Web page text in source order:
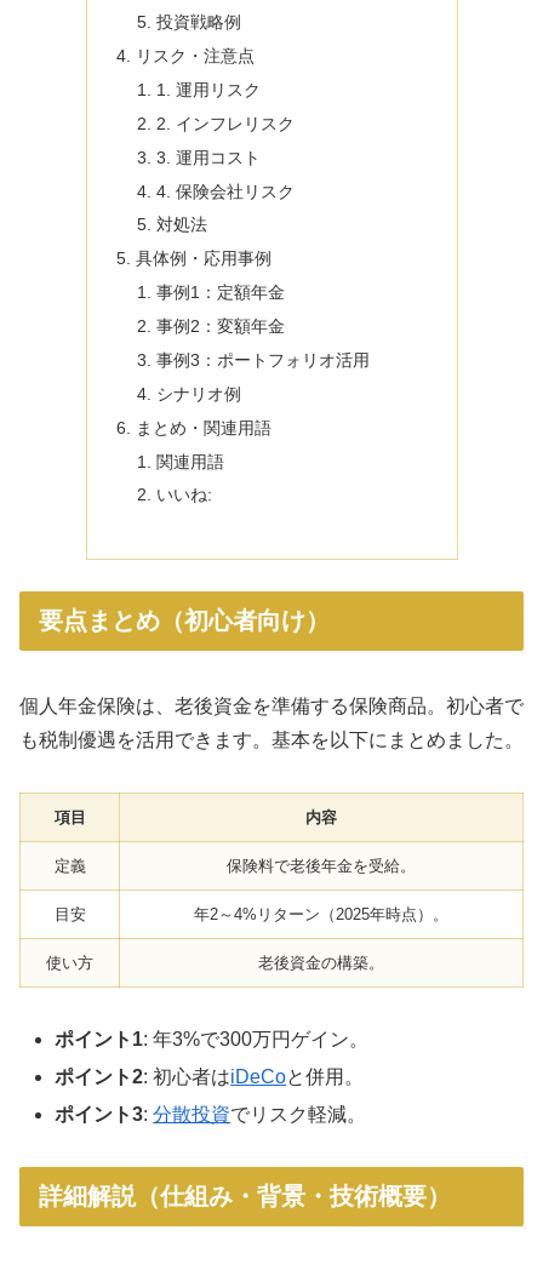
投資戦略例
リスク・注意点
1. 運用リスク
2. インフレリスク
3. 運用コスト
4. 保険会社リスク
対処法
具体例・応用事例
事例1：定額年金
事例2：変額年金
事例3：ポートフォリオ活用
シナリオ例
まとめ・関連用語
関連用語
いいね:
要点まとめ（初心者向け）
個人年金保険は、老後資金を準備する保険商品。初心者で
も税制優遇を活用できます。基本を以下にまとめました。
項目 内容
定義 保険料で老後年金を受給。
目安 年2～4%リターン（2025年時点）。
使い方 老後資金の構築。
ポイント1: 年3%で300万円ゲイン。
ポイント2: 初心者はiDeCoと併用。
ポイント3:分散投資でリスク軽減。
詳細解説（仕組み・背景・技術概要）